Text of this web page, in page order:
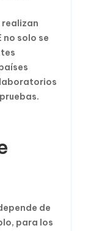
no solo se
de
para los